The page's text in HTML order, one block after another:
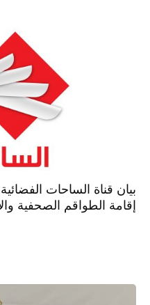
بيان قناة الساحات
إقامة الطواقم الصحفية